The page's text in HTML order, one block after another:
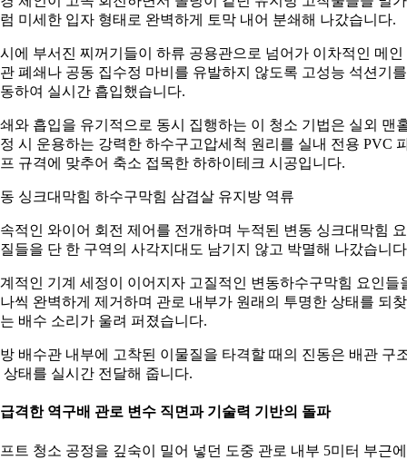
미세한 입자 형태로 완벽하게 토막 내어 분쇄해 나갔습니다.
에 부서진 찌꺼기들이 하류 공용관으로 넘어가 이차적인 메인
폐쇄나 공동 집수정 마비를 유발하지 않도록 고성능 석션기를
하여 실시간 흡입했습니다.
와 흡입을 유기적으로 동시 집행하는 이 청소 기법은 실외 맨
시 운용하는 강력한 하수구고압세척 원리를 실내 전용 PVC
규격에 맞추어 축소 접목한 하하이테크 시공입니다.
싱크대막힘 하수구막힘 삼겹살 유지방 역류
적인 와이어 회전 제어를 전개하며 누적된 변동 싱크대막힘
들을 단 한 구역의 사각지대도 남기지 않고 박멸해 나갔습니
적인 기계 세정이 이어지자 고질적인 변동하수구막힘 요인들
씩 완벽하게 제거하며 관로 내부가 원래의 투명한 상태를 되
배수 소리가 울려 퍼졌습니다.
배수관 내부에 고착된 이물질을 타격할 때의 진동은 배관 구
상태를 실시간 전달해 줍니다.
격한 역구배 관로 변수 직면과 기술력 기반의 돌파
트 청소 공정을 깊숙이 밀어 넣던 도중 관로 내부 5미터 부근